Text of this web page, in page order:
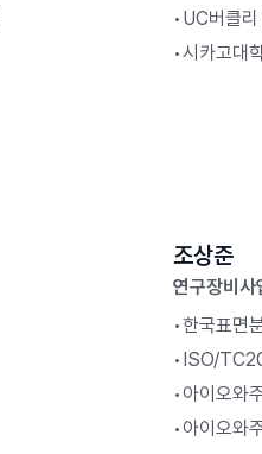
• UC버클
•시카고대
조상준
연구장비사
•한국표면
• ISO/
• 아이오와
• 아이오와